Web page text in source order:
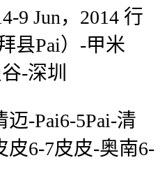
9 Jun，2014 行
县Pai）-甲米
-深圳
-Pai6-5Pai-清
皮6-7皮皮-奥南6-